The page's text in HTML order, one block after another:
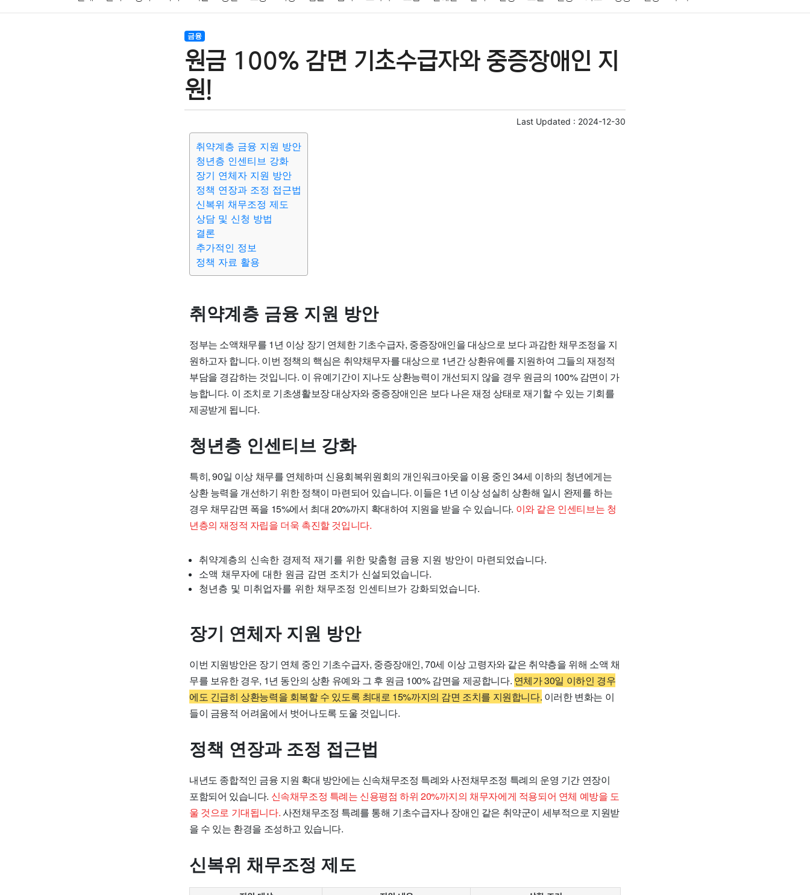
결혼 육아
기술 종교 사회 정치 건강 의료 의학 경제 마케팅 부동산 외국어 교육 교통 생활
금융
원금 100% 감면 기초수급자와 중증장애인 지
원!
Last Updated : 2024-12-30
취약계층 금융 지원 방안
청년층 인센티브 강화
장기 연체자 지원 방안
정책 연장과 조정 접근법
신복위 채무조정 제도
상담 및 신청 방법
결론
추가적인 정보
정책 자료 활용
취약계층 금융 지원 방안
정부는 소액채무를 1년 이상 장기 연체한 기초수급자, 중증장애인을 대상으로 보다 과감한 채무조정을 지
원하고자 합니다. 이번 정책의 핵심은 취약채무자를 대상으로 1년간 상환유예를 지원하여 그들의 재정적
부담을 경감하는 것입니다. 이 유예기간이 지나도 상환능력이 개선되지 않을 경우 원금의 100% 감면이 가
능합니다. 이 조치로 기초생활보장 대상자와 중증장애인은 보다 나은 재정 상태로 재기할 수 있는 기회를
제공받게 됩니다.
청년층 인센티브 강화
특히, 90일 이상 채무를 연체하며 신용회복위원회의 개인워크아웃을 이용 중인 34세 이하의 청년에게는
상환 능력을 개선하기 위한 정책이 마련되어 있습니다. 이들은 1년 이상 성실히 상환해 일시 완제를 하는
경우 채무감면 폭을 15%에서 최대 20%까지 확대하여 지원을 받을 수 있습니다. 이와 같은 인센티브는 청
년층의 재정적 자립을 더욱 촉진할 것입니다.
취약계층의 신속한 경제적 재기를 위한 맞춤형 금융 지원 방안이 마련되었습니다.
소액 채무자에 대한 원금 감면 조치가 신설되었습니다.
청년층 및 미취업자를 위한 채무조정 인센티브가 강화되었습니다.
장기 연체자 지원 방안
이번 지원방안은 장기 연체 중인 기초수급자, 중증장애인, 70세 이상 고령자와 같은 취약층을 위해 소액 채
무를 보유한 경우, 1년 동안의 상환 유예와 그 후 원금 100% 감면을 제공합니다. 연체가 30일 이하인 경우
에도 긴급히 상환능력을 회복할 수 있도록 최대로 15%까지의 감면 조치를 지원합니다. 이러한 변화는 이
들이 금융적 어려움에서 벗어나도록 도울 것입니다.
정책 연장과 조정 접근법
내년도 종합적인 금융 지원 확대 방안에는 신속채무조정 특례와 사전채무조정 특례의 운영 기간 연장이
포함되어 있습니다. 신속채무조정 특례는 신용평점 하위 20%까지의 채무자에게 적용되어 연체 예방을 도
울 것으로 기대됩니다.사전채무조정 특례를 통해 기초수급자나 장애인 같은 취약군이 세부적으로 지원받
을 수 있는 환경을 조성하고 있습니다.
신복위 채무조정 제도